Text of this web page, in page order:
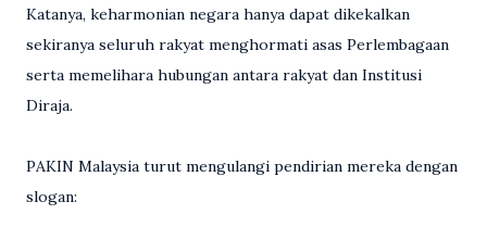
Katanya, keharmonian negara hanya dapat dikekalkan
sekiranya seluruh rakyat menghormati asas Perlembagaan
serta memelihara hubungan antara rakyat dan Institusi
Diraja.
PAKIN Malaysia turut mengulangi pendirian mereka dengan
slogan: